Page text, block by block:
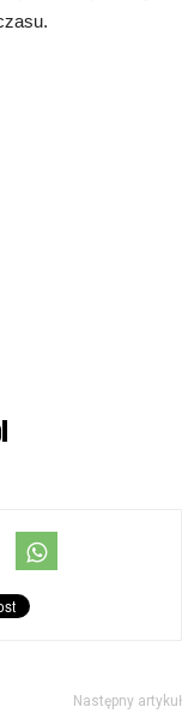
Następny artykuł